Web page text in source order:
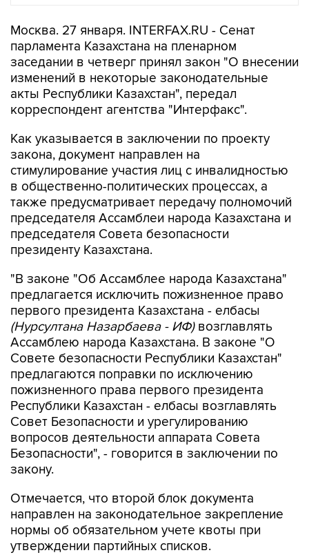
Москва. 27 января. INTERFAX.RU - Сенат
парламента Казахстана на пленарном
заседании в четверг принял закон "О внесении
изменений в некоторые законодательные
акты Республики Казахстан", передал
корреспондент агентства "Интерфакс".
Как указывается в заключении по проекту
закона, документ направлен на
стимулирование участия лиц с инвалидностью
в общественно-политических процессах, а
также предусматривает передачу полномочий
председателя Ассамблеи народа Казахстана и
председателя Совета безопасности
президенту Казахстана.
"В законе "Об Ассамблее народа Казахстана"
предлагается исключить пожизненное право
первого президента Казахстана - елбасы
(Нурсултана Назарбаева - ИФ)возглавлять
Ассамблею народа Казахстана. В законе "О
Совете безопасности Республики Казахстан"
предлагаются поправки по исключению
пожизненного права первого президента
Республики Казахстан - елбасы возглавлять
Совет Безопасности и урегулированию
вопросов деятельности аппарата Совета
Безопасности", - говорится в заключении по
закону.
Отмечается, что второй блок документа
направлен на законодательное закрепление
нормы об обязательном учете квоты при
утверждении партийных списков.